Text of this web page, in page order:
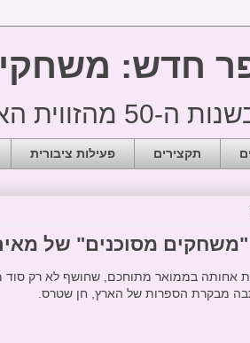
חדש:
האישית
תקצירים פעילות ציבורית
מסוכנים" של
אחותה בממואר מתוחכם, שחושף לא רק
מבקרת הספרות של הארץ, חן שטרס.